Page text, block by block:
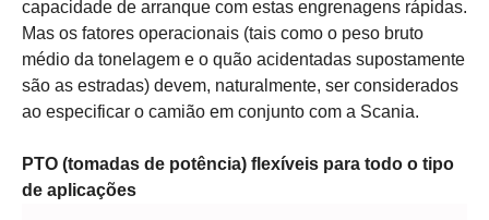
capacidade de arranque com estas engrenagens rápidas.
Mas os fatores operacionais (tais como o peso bruto
médio da tonelagem e o quão acidentadas supostamente
são as estradas) devem, naturalmente, ser considerados
ao especificar o camião em conjunto com a Scania.
PTO (tomadas de potência) flexíveis para todo o tipo
de aplicações